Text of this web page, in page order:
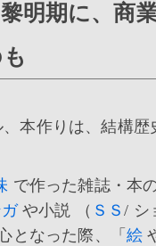
明期に、商
本作りは、結構歴
で作った雑誌・本
や小説 （ ＳＳ/ シ
となった際、「 絵